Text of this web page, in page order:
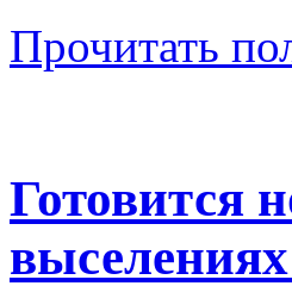
Прочитать
Готовится